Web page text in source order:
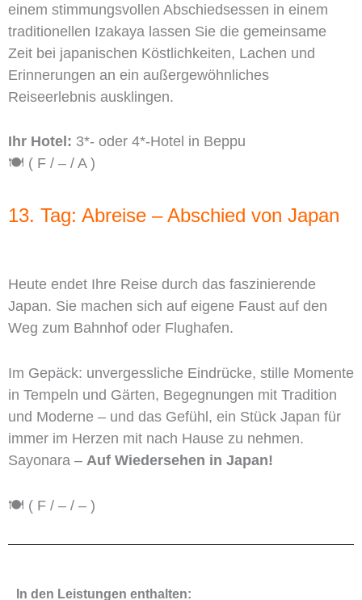
einem stimmungsvollen Abschiedsessen in einem
traditionellen Izakaya lassen Sie die gemeinsame
Zeit bei japanischen Köstlichkeiten, Lachen und
Erinnerungen an ein außergewöhnliches
Reiseerlebnis ausklingen.
Ihr Hotel: 3*- oder 4*-Hotel in Beppu
🍽️ ( F / – / A )
13. Tag: Abreise – Abschied von Japan
Heute endet Ihre Reise durch das faszinierende
Japan. Sie machen sich auf eigene Faust auf den
Weg zum Bahnhof oder Flughafen.
Im Gepäck: unvergessliche Eindrücke, stille Momente
in Tempeln und Gärten, Begegnungen mit Tradition
und Moderne – und das Gefühl, ein Stück Japan für
immer im Herzen mit nach Hause zu nehmen.
Sayonara – Auf Wiedersehen in Japan!
🍽️ ( F / – / – )
In den Leistungen enthalten: